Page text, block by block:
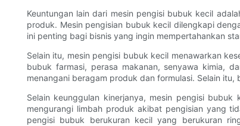
Keuntungan lain dari mesin pengisi bubuk kecil
produk. Mesin pengisian bubuk kecil dilengkapi
ini penting bagi bisnis yang ingin mempertahankan
Selain itu, mesin pengisi bubuk kecil menawarkan
bubuk farmasi, perasa makanan, senyawa kimia,
menangani beragam produk dan formulasi. Selain
Selain keunggulan kinerjanya, mesin pengisi
mengurangi limbah produk akibat pengisian yang
pengisi bubuk berukuran kecil yang berukuran